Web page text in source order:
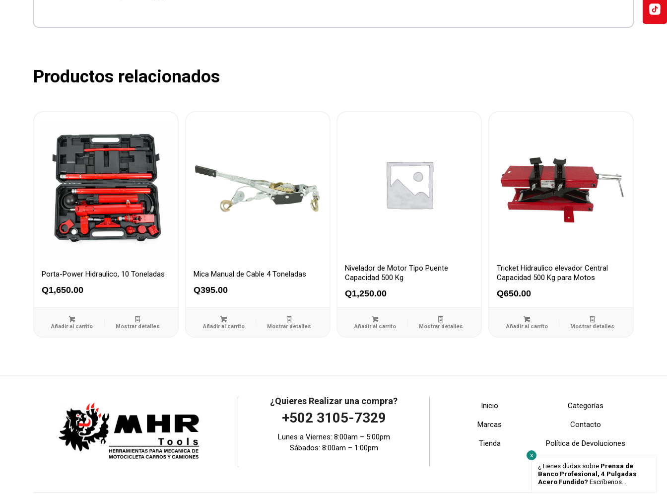
Productos relacionados
Porta-Power Hidraulico, 10 Toneladas
Q1,650.00
Añadir al carrito Mostrar detalles
Mica Manual de Cable 4 Toneladas
Q395.00
Añadir al carrito Mostrar detalles
Nivelador de Motor Tipo Puente
Capacidad 500 Kg
Q1,250.00
Añadir al carrito Mostrar detalles
Tricket Hidraulico elevador Central
Capacidad 500 Kg para Motos
Q650.00
Añadir al carrito Mostrar detalles
¿Quieres Realizar una compra?
+502 3105-7329
Lunes a Viernes: 8:00am – 5:00pm
Sábados: 8:00am – 1:00pm
Inicio Categorías
Marcas Contacto
Tienda Política de Devoluciones
x
¿Tienes dudas sobre Prensa de
Banco Profesional, 4 Pulgadas
Acero Fundido? Escríbenos...